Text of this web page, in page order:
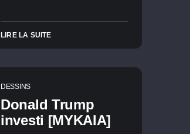
LIRE LA SUITE
DESSINS
Donald Trump
investi [MYKAIA]